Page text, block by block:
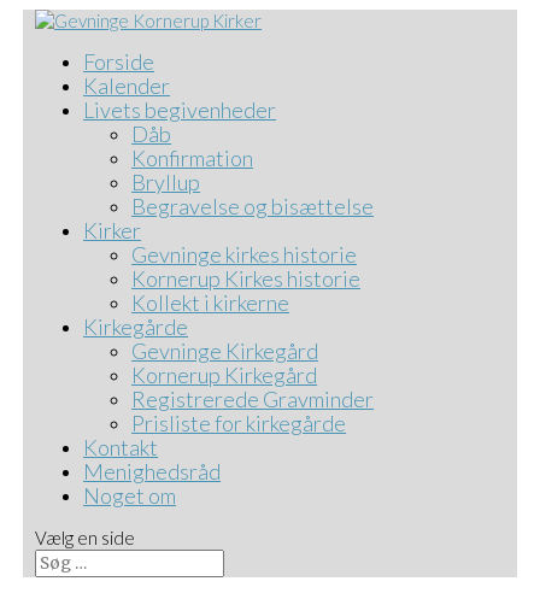
Forside
Kalender
Livets begivenheder
Dåb
Konfirmation
Bryllup
Begravelse og bisættelse
Kirker
Gevninge kirkes historie
Kornerup Kirkes historie
Kollekt i kirkerne
Kirkegårde
Gevninge Kirkegård
Kornerup Kirkegård
Registrerede Gravminder
Prisliste for kirkegårde
Kontakt
Menighedsråd
Noget om
Vælg en side